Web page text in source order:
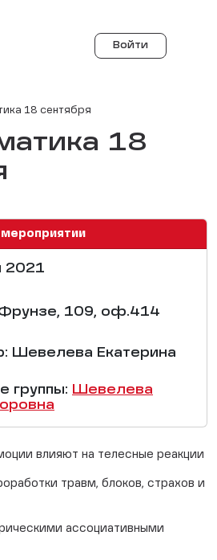
Войти
18 сентября
18
2021
Фрунзе, 109, оф.414
Шевелева Екатерина
группы: Шевелева
влияют на телесные реакции
травм, блоков, страхов и
ассоциативными